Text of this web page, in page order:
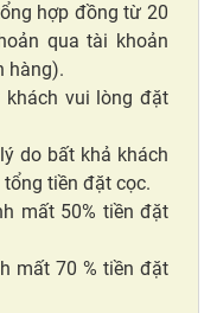
hợp đồng từ 20
qua tài khoản
hàng).
khách vui lòng đặt
do bất khả khách
tiền đặt cọc.
mất 50% tiền đặt
mất 70 % tiền đặt